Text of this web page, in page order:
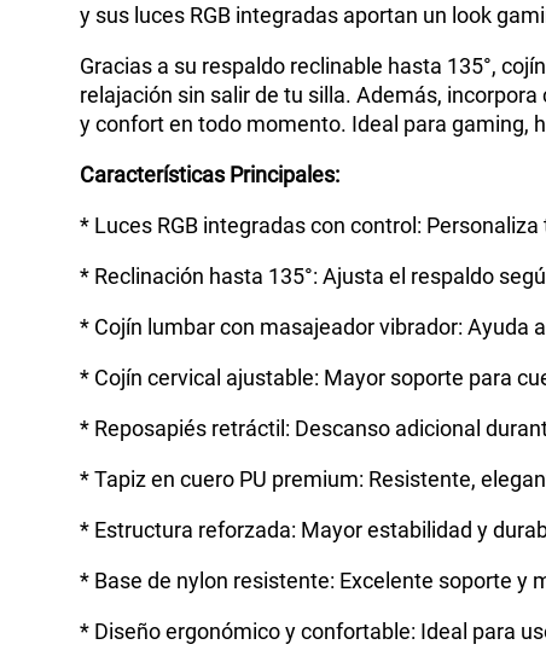
y sus luces RGB integradas aportan un look
Gracias a su respaldo reclinable hasta 135°,
relajación sin salir de tu silla. Además,
y confort en todo momento. Ideal para gaming,
Características Principales:
* Luces RGB integradas con control:
* Reclinación hasta 135°: Ajusta el respaldo
* Cojín lumbar con masajeador vibrador: Ayuda
* Cojín cervical ajustable: Mayor soporte para
* Reposapiés retráctil: Descanso adicional
* Tapiz en cuero PU premium: Resistente,
* Estructura reforzada: Mayor estabilidad y
* Base de nylon resistente: Excelente soporte y
* Diseño ergonómico y confortable: Ideal para